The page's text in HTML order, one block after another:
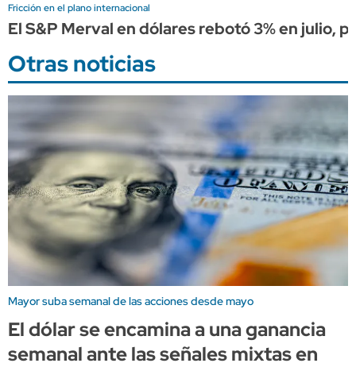
Fricción en el plano internacional
El S&P Merval en dólares rebotó 3% en julio,
Otras noticias
Mayor suba semanal de las acciones desde mayo
El dólar se encamina a una ganancia
semanal ante las señales mixtas en